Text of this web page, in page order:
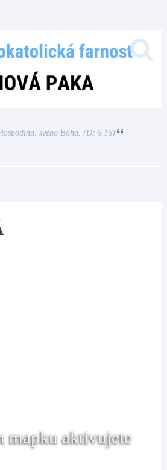
svého Boha. (Dt 6,16)
mapku aktivujete